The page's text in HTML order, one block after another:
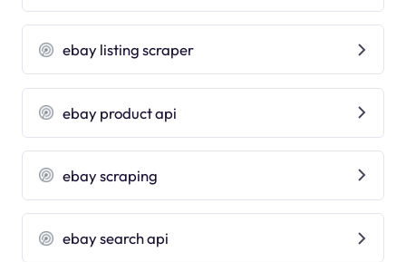
ebay listing scraper
ebay product api
ebay scraping
ebay search api